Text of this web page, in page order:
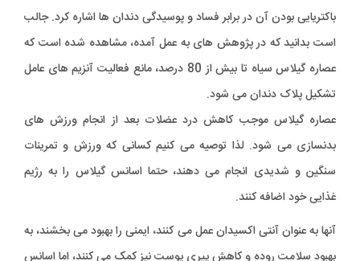
باکتریایی بودن آن در برابر فساد و پوسیدگی دندان ها اشاره کرد. جالب
است بدانید که در پژوهش های به عمل آمده، مشاهده شده است که
عصاره گیلاس سیاه تا بیش از 80 درصد، مانع فعالیت آنزیم های عامل
تشکیل پلاک دندان می شود.
عصاره گیلاس موجب کاهش درد عضلات بعد از انجام ورزش های
بدنسازی می شود. لذا توصیه می کنیم کسانی که ورزش و تمرینات
سنگین و شدیدی انجام می دهند، حتما اسانس گیلاس را به رژیم
غذایی خود اضافه کنند.
آنها به عنوان آنتی اکسیدان عمل می کنند، ایمنی را بهبود می بخشند، به
بهبود سلامت روده و کاهش پیری پوست نیز کمک می کنند، اما اسانس